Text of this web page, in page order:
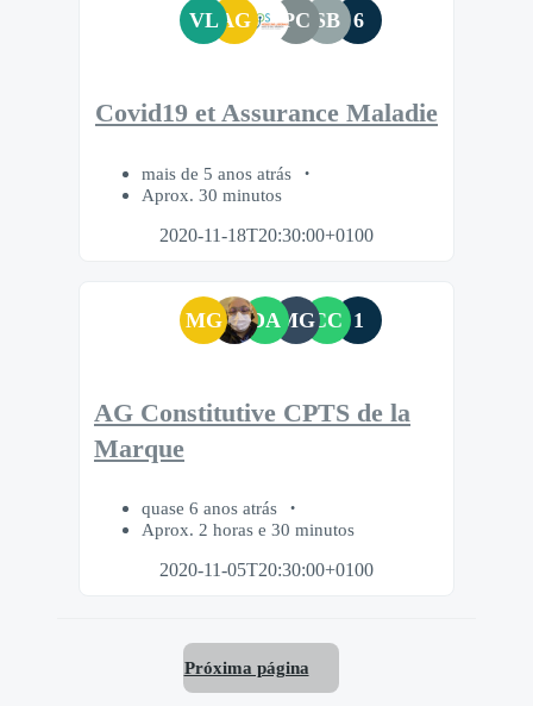
VLAG PC SB 6
Covid19 et Assurance Maladie
mais de 5 anos atrás
Aprox. 30 minutos
2020-11-18T20:30:00+0100
MG DAMGCC 1
AG Constitutive CPTS de la
Marque
quase 6 anos atrás
Aprox. 2 horas e 30 minutos
2020-11-05T20:30:00+0100
Próxima página